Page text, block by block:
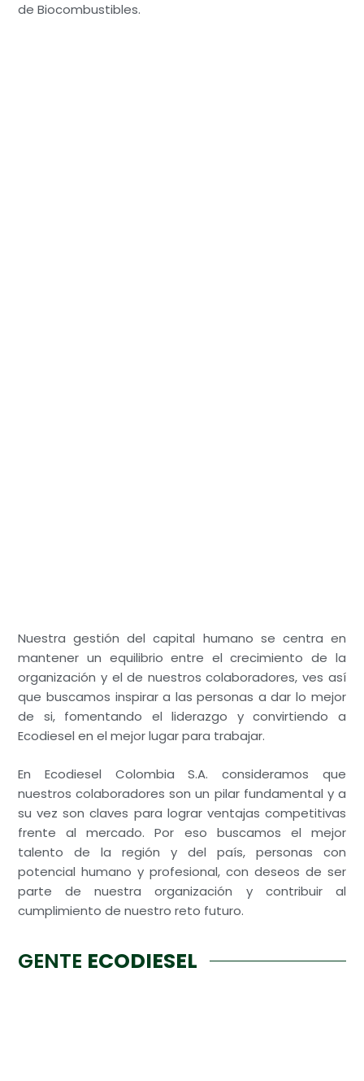
de Biocombustibles.
Nuestra gestión del capital humano se centra en
mantener un equilibrio entre el crecimiento de la
organización y el de nuestros colaboradores, ves así
que buscamos inspirar a las personas a dar lo mejor
de si, fomentando el liderazgo y convirtiendo a
Ecodiesel en el mejor lugar para trabajar.
En Ecodiesel Colombia S.A. consideramos que
nuestros colaboradores son un pilar fundamental y a
su vez son claves para lograr ventajas competitivas
frente al mercado. Por eso buscamos el mejor
talento de la región y del país, personas con
potencial humano y profesional, con deseos de ser
parte de nuestra organización y contribuir al
cumplimiento de nuestro reto futuro.
GENTE ECODIESEL